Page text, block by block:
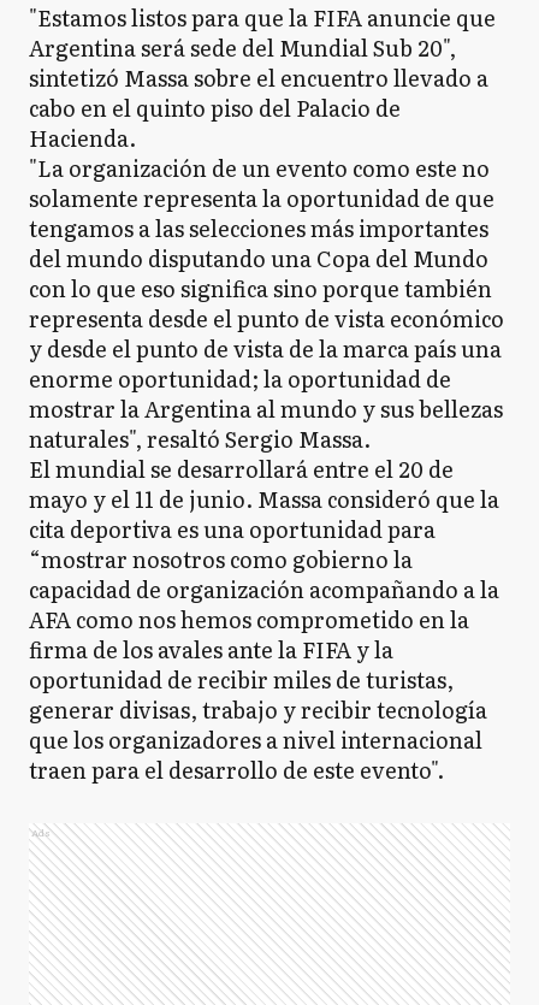
"Estamos listos para que la FIFA anuncie que
Argentina será sede del Mundial Sub 20",
sintetizó Massa sobre el encuentro llevado a
cabo en el quinto piso del Palacio de
Hacienda.
"La organización de un evento como este no
solamente representa la oportunidad de que
tengamos a las selecciones más importantes
del mundo disputando una Copa del Mundo
con lo que eso significa sino porque también
representa desde el punto de vista económico
y desde el punto de vista de la marca país una
enorme oportunidad; la oportunidad de
mostrar la Argentina al mundo y sus bellezas
naturales", resaltó Sergio Massa.
El mundial se desarrollará entre el 20 de
mayo y el 11 de junio. Massa consideró que la
cita deportiva es una oportunidad para
“mostrar nosotros como gobierno la
capacidad de organización acompañando a la
AFA como nos hemos comprometido en la
firma de los avales ante la FIFA y la
oportunidad de recibir miles de turistas,
generar divisas, trabajo y recibir tecnología
que los organizadores a nivel internacional
traen para el desarrollo de este evento".
Ads